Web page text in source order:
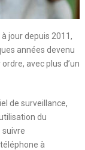
jour depuis 2011,
années devenu
avec plus d’un
de surveillance,
du
suivre
à